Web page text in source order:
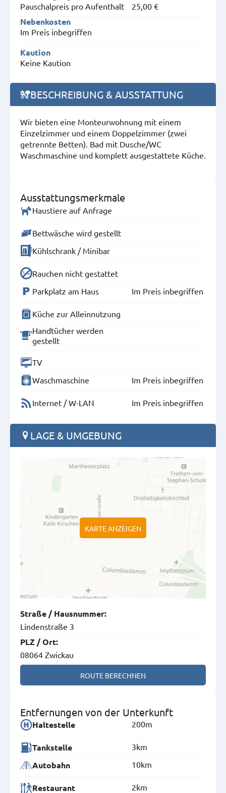
Pauschalpreis pro Aufenthalt 25,00 €
Nebenkosten
Im Preis inbegriffen
Kaution
Keine Kaution
BESCHREIBUNG & AUSSTATTUNG
Wir bieten eine Monteurwohnung mit einem
Einzelzimmer und einem Doppelzimmer (zwei
getrennte Betten). Bad mit Dusche/WC
Waschmaschine und komplett ausgestattete Küche.
Ausstattungsmerkmale
Haustiere auf Anfrage
Bettwäsche wird gestellt
Kühlschrank / Minibar
Rauchen nicht gestattet
Parkplatz am Haus
Im Preis inbegriffen
Küche zur Alleinnutzung
Handtücher werden
gestellt
TV
Waschmaschine
Im Preis inbegriffen
Internet / W-LAN Im Preis inbegriffen
LAGE & UMGEBUNG
KARTE ANZEIGEN
Straße / Hausnummer:
Lindenstraße 3
PLZ /Ort:
08064 Zwickau
ROUTE BERECHNEN
Entfernungen von der Unterkunft
Haltestelle 200m
Tankstelle 3km
Autobahn 10km
Restaurant 2km